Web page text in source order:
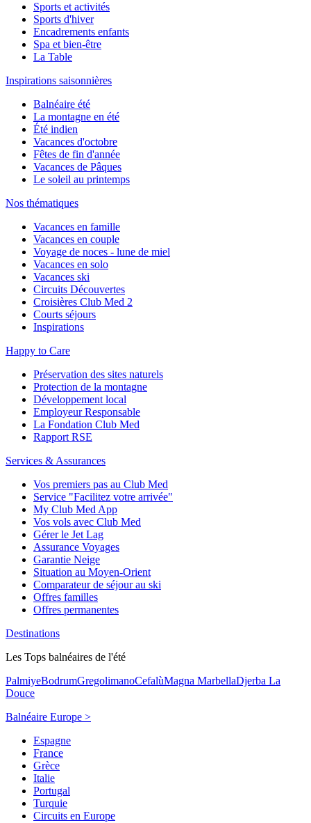
Sports et activités
Sports d'hiver
Encadrements enfants
Spa et bien-être
La Table
Inspirations saisonnières
Balnéaire été
La montagne en été
Été indien
Vacances d'octobre
Fêtes de fin d'année
Vacances de Pâques
Le soleil au printemps
Nos thématiques
Vacances en famille
Vacances en couple
Voyage de noces - lune de miel
Vacances en solo
Vacances ski
Circuits Découvertes
Croisières Club Med 2
Courts séjours
Inspirations
Happy to Care
Préservation des sites naturels
Protection de la montagne
Développement local
Employeur Responsable
La Fondation Club Med
Rapport RSE
Services & Assurances
Vos premiers pas au Club Med
Service "Facilitez votre arrivée"
My Club Med App
Vos vols avec Club Med
Gérer le Jet Lag
Assurance Voyages
Garantie Neige
Situation au Moyen-Orient
Comparateur de séjour au ski
Offres familles
Offres permanentes
Destinations
Les Tops balnéaires de l'été
PalmiyeBodrumGregolimanoCefalùMagna MarbellaDjerba La
Douce
Balnéaire Europe >
Espagne
France
Grèce
Italie
Portugal
Turquie
Circuits en Europe